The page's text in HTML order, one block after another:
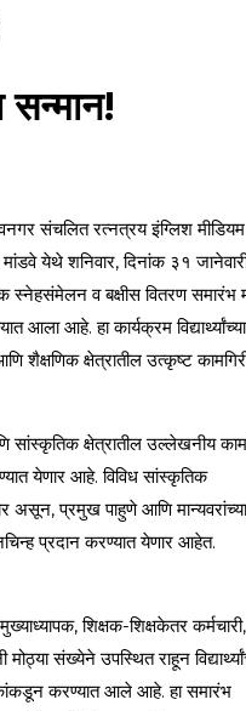
सन्मान!
संचलित रत्नत्रय इंग्लिश मीडियम
येथे शनिवार, दिनांक ३१
स्नेहसंमेलन व बक्षीस वितरण समारंभ
आला आहे. हा कार्यक्रम विद्यार्थ्यांच्या
शैक्षणिक क्षेत्रातील उत्कृष्ट
क्षेत्रातील उल्लेखनीय
येणार आहे. विविध सांस्कृतिक
असून, प्रमुख पाहुणे आणि मान्यवरांच्या
प्रदान करण्यात येणार आहेत.
शिक्षक-शिक्षकेतर कर्मचारी,
संख्येने उपस्थित राहून
करण्यात आले आहे. हा समारंभ